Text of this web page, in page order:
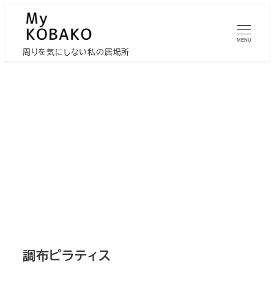
周りを気にしない私の居場所
MENU
調布ピラティス